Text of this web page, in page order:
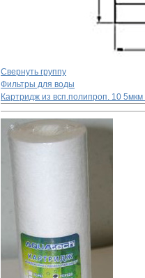
Свернуть группу
Фильтры для воды
Картридж из всп.полипроп. 10